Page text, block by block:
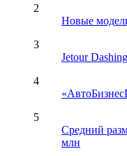
2
Новые
3
Jetour
4
5
Средний
млн